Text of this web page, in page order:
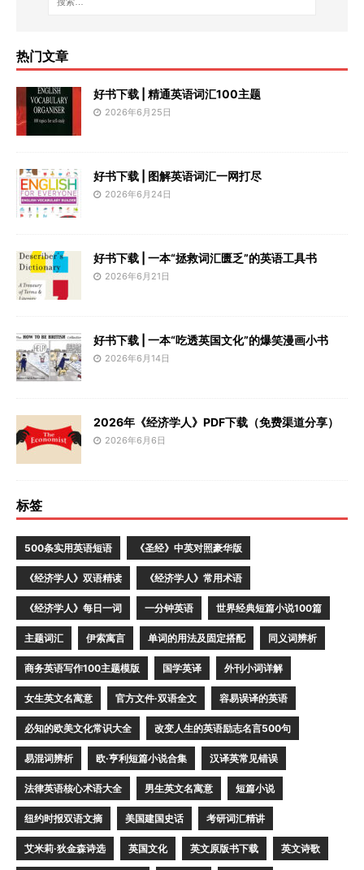
热门文章
好书下载 | 精通英语词汇100主题
2026年6月25日
好书下载 | 图解英语词汇一网打尽
2026年6月24日
好书下载 | 一本“拯救词汇匮乏”的英语工具书
2026年6月21日
好书下载 | 一本“吃透英国文化”的爆笑漫画小书
2026年6月14日
2026年《经济学人》PDF下载（免费渠道分享）
2026年6月6日
标签
500条实用英语短语 《圣经》中英对照豪华版
《经济学人》双语精读 《经济学人》常用术语
《经济学人》每日一词 一分钟英语 世界经典短篇小说100篇
主题词汇 伊索寓言 单词的用法及固定搭配 同义词辨析
商务英语写作100主题模版 国学英译 外刊小词详解
女生英文名寓意 官方文件·双语全文 容易误译的英语
必知的欧美文化常识大全 改变人生的英语励志名言500句
易混词辨析 欧·亨利短篇小说合集 汉译英常见错误
法律英语核心术语大全 男生英文名寓意 短篇小说
纽约时报双语文摘 美国建国史话 考研词汇精讲
艾米莉·狄金森诗选 英国文化 英文原版书下载 英文诗歌